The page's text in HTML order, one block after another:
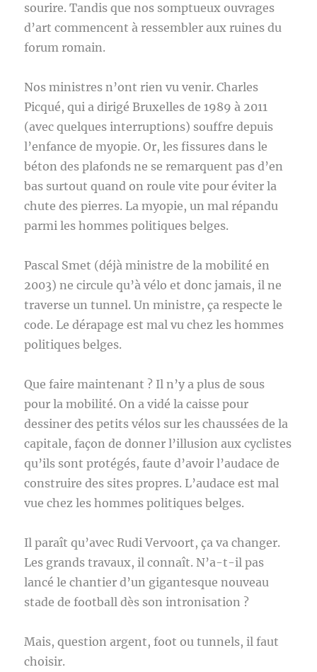
sourire. Tandis que nos somptueux ouvrages
d’art commencent à ressembler aux ruines du
forum romain.
Nos ministres n’ont rien vu venir. Charles
Picqué, qui a dirigé Bruxelles de 1989 à 2011
(avec quelques interruptions) souffre depuis
l’enfance de myopie. Or, les fissures dans le
béton des plafonds ne se remarquent pas d’en
bas surtout quand on roule vite pour éviter la
chute des pierres. La myopie, un mal répandu
parmi les hommes politiques belges.
Pascal Smet (déjà ministre de la mobilité en
2003) ne circule qu’à vélo et donc jamais, il ne
traverse un tunnel. Un ministre, ça respecte le
code. Le dérapage est mal vu chez les hommes
politiques belges.
Que faire maintenant ? Il n’y a plus de sous
pour la mobilité. On a vidé la caisse pour
dessiner des petits vélos sur les chaussées de la
capitale, façon de donner l’illusion aux cyclistes
qu’ils sont protégés, faute d’avoir l’audace de
construire des sites propres. L’audace est mal
vue chez les hommes politiques belges.
Il paraît qu’avec Rudi Vervoort, ça va changer.
Les grands travaux, il connaît. N’a-t-il pas
lancé le chantier d’un gigantesque nouveau
stade de football dès son intronisation ?
Mais, question argent, foot ou tunnels, il faut
choisir.